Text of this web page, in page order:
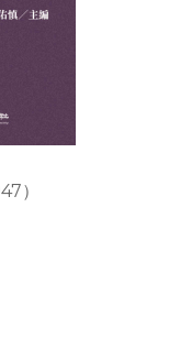
）